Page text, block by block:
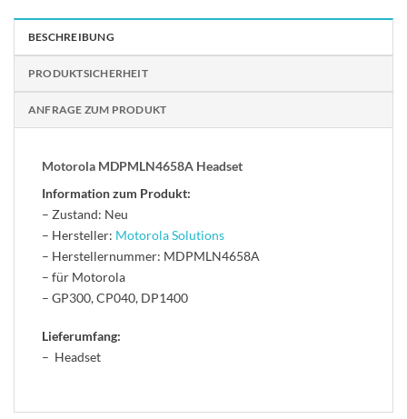
BESCHREIBUNG
PRODUKTSICHERHEIT
ANFRAGE ZUM PRODUKT
Motorola MDPMLN4658A Headset
Information zum Produkt:
– Zustand: Neu
– Hersteller: Motorola Solutions
– Herstellernummer: MDPMLN4658A
– für Motorola
– GP300, CP040, DP1400
Lieferumfang:
– Headset